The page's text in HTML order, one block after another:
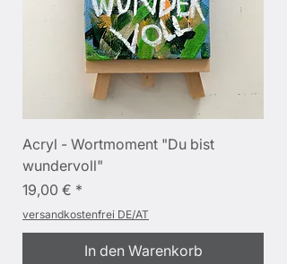
Acryl - Wortmoment "Du bist
wundervoll"
Preis
19,00 €
versandkostenfrei DE/AT
In den Warenkorb